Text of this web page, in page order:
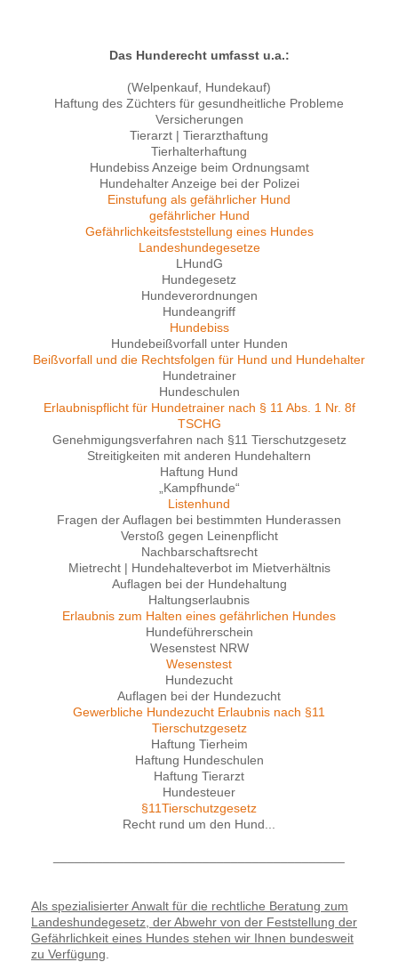
Das Hunderecht umfasst u.a.:
(Welpenkauf, Hundekauf)
Haftung des Züchters für gesundheitliche Probleme
Versicherungen
Tierarzt | Tierarzthaftung
Tierhalterhaftung
Hundebiss Anzeige beim Ordnungsamt
Hundehalter Anzeige bei der Polizei
Einstufung als gefährlicher Hund
gefährlicher Hund
Gefährlichkeitsfeststellung eines Hundes
Landeshundegesetze
LHundG
Hundegesetz
Hundeverordnungen
Hundeangriff
Hundebiss
Hundebeißvorfall unter Hunden
Beißvorfall und die Rechtsfolgen für Hund und Hundehalter
Hundetrainer
Hundeschulen
Erlaubnispflicht für Hundetrainer nach § 11 Abs. 1 Nr. 8f
TSCHG
Genehmigungsverfahren nach §11 Tierschutzgesetz
Streitigkeiten mit anderen Hundehaltern
Haftung Hund
„Kampfhunde“
Listenhund
Fragen der Auflagen bei bestimmten Hunderassen
Verstoß gegen Leinenpflicht
Nachbarschaftsrecht
Mietrecht | Hundehalteverbot im Mietverhältnis
Auflagen bei der Hundehaltung
Haltungserlaubnis
Erlaubnis zum Halten eines gefährlichen Hundes
Hundeführerschein
Wesenstest NRW
Wesenstest
Hundezucht
Auflagen bei der Hundezucht
Gewerbliche Hundezucht Erlaubnis nach §11
Tierschutzgesetz
Haftung Tierheim
Haftung Hundeschulen
Haftung Tierarzt
Hundesteuer
§11Tierschutzgesetz
Recht rund um den Hund...
Als spezialisierter Anwalt für die rechtliche Beratung zum
Landeshundegesetz, der Abwehr von der Feststellung der
Gefährlichkeit eines Hundes stehen wir Ihnen bundesweit
zu Verfügung